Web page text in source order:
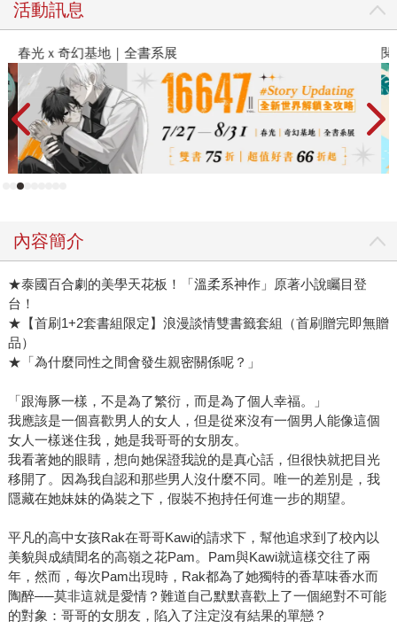
活動訊息
春光ｘ奇幻基地｜全書系展
內容簡介
★泰國百合劇的美學天花板！「溫柔系神作」原著小說矚目登
台！
★【首刷1+2套書組限定】浪漫談情雙書籤套組（首刷贈完即無贈
品）
★「為什麼同性之間會發生親密關係呢？」
「跟海豚一樣，不是為了繁衍，而是為了個人幸福。」
我應該是一個喜歡男人的女人，但是從來沒有一個男人能像這個
女人一樣迷住我，她是我哥哥的女朋友。
我看著她的眼睛，想向她保證我說的是真心話，但很快就把目光
移開了。因為我自認和那些男人沒什麼不同。唯一的差別是，我
隱藏在她妹妹的偽裝之下，假裝不抱持任何進一步的期望。
平凡的高中女孩Rak在哥哥Kawi的請求下，幫他追求到了校內以
美貌與成績聞名的高嶺之花Pam。Pam與Kawi就這樣交往了兩
年，然而，每次Pam出現時，Rak都為了她獨特的香草味香水而
陶醉──莫非這就是愛情？難道自己默默喜歡上了一個絕對不可能
的對象：哥哥的女朋友，陷入了注定沒有結果的單戀？